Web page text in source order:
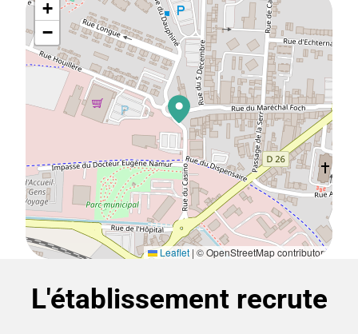
+
−
Leaflet | © OpenStreetMap contributors
L'établissement recrute